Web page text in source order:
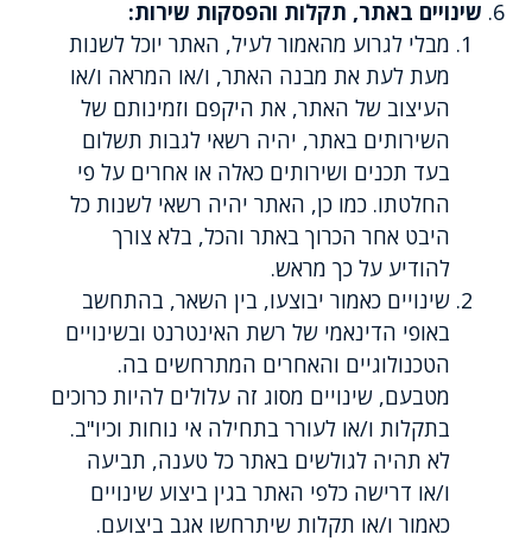
שינויים באתר, תקלות והפסקות שירות:
מבלי לגרוע מהאמור לעיל, האתר יוכל לשנות
מעת לעת את מבנה האתר, ו/או המראה ו/או
העיצוב של האתר, את היקפם וזמינותם של
השירותים באתר, יהיה רשאי לגבות תשלום
בעד תכנים ושירותים כאלה או אחרים על פי
החלטתו. כמו כן, האתר יהיה רשאי לשנות כל
היבט אחר הכרוך באתר והכל, בלא צורך
להודיע על כך מראש.
שינויים כאמור יבוצעו, בין השאר, בהתחשב
באופי הדינאמי של רשת האינטרנט ובשינויים
הטכנולוגיים והאחרים המתרחשים בה.
מטבעם, שינויים מסוג זה עלולים להיות כרוכים
בתקלות ו/או לעורר בתחילה אי נוחות וכיו"ב.
לא תהיה לגולשים באתר כל טענה, תביעה
ו/או דרישה כלפי האתר בגין ביצוע שינויים
כאמור ו/או תקלות שיתרחשו אגב ביצועם.